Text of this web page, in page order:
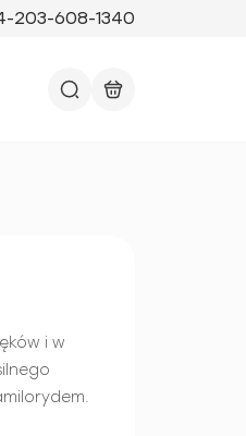
203-608-1340
i w